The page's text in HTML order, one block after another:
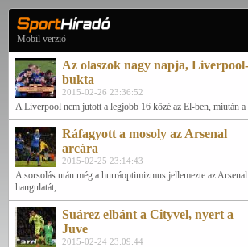
Mobil verzió
Az olaszok nagy napja, Liverpool-
bukta
2015-02-26 23:36:52
A Liverpool nem jutott a legjobb 16 közé az El-ben, miután a
Ráfagyott a mosoly az Arsenal
arcára
2015-02-25 23:14:43
A sorsolás után még a hurráoptimizmus jellemezte az
hangulatát,...
Suárez elbánt a Cityvel, nyert a
Juve
2015-02-24 23:09:44